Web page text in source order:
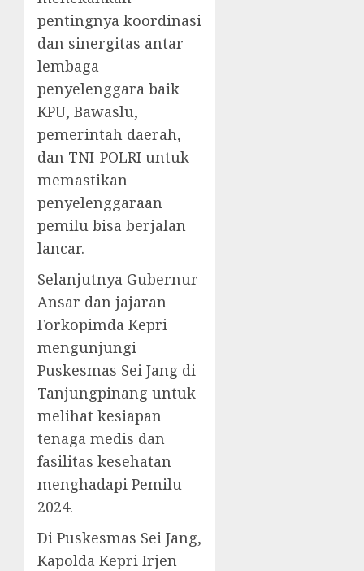
pentingnya koordinasi
dan sinergitas antar
lembaga
penyelenggara baik
KPU, Bawaslu,
pemerintah daerah,
dan TNI-POLRI untuk
memastikan
penyelenggaraan
pemilu bisa berjalan
lancar.
Selanjutnya Gubernur
Ansar dan jajaran
Forkopimda Kepri
mengunjungi
Puskesmas Sei Jang di
Tanjungpinang untuk
melihat kesiapan
tenaga medis dan
fasilitas kesehatan
menghadapi Pemilu
2024.
Di Puskesmas Sei Jang,
Kapolda Kepri Irjen